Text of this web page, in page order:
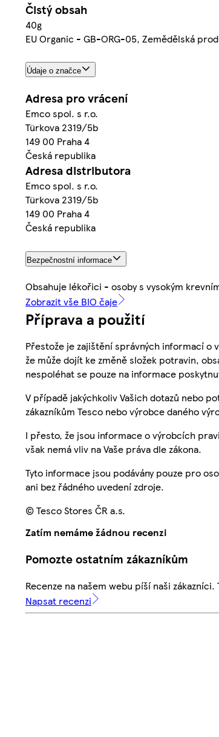
Čistý obsah
40g
EU Organic - GB-ORG-05, Zemědělská
Údaje o značce
Adresa pro vrácení
Emco spol. s r.o.
Türkova 2319/5b
149 00 Praha 4
Česká republika
Adresa distributora
Emco spol. s r.o.
Türkova 2319/5b
149 00 Praha 4
Česká republika
Bezpečnostní informace
Obsahuje lékořici - osoby s vysokým
Zobrazit vše BIO čaje
Příprava a použití
Přestože je zajištění správných informací o
že může dojít ke změně složek potravin,
nespoléhat se pouze na informace
V případě jakýchkoliv Vašich dotazů nebo
zákazníkům Tesco nebo výrobce daného
I přesto, že jsou informace o výrobcích
však nemá vliv na Vaše práva dle zákona.
Tyto informace jsou podávány pouze pro
ani bez řádného uvedení zdroje.
© Tesco Stores ČR a.s.
Zatím nemáme žádnou recenzi
Pomozte ostatním zákazníkům
Recenze na našem webu píší naši
Napsat recenzi